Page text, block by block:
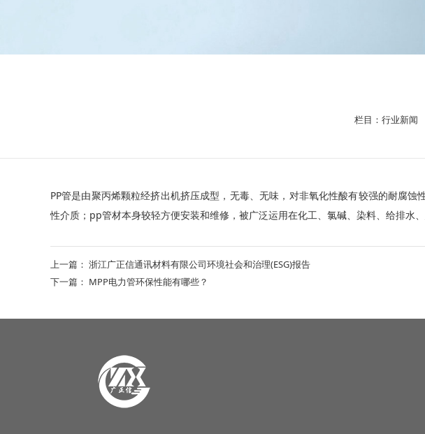
栏目：行业新闻
PP管是由聚丙烯颗粒经挤出机挤压成型，无毒、无味，对非氧化性酸有较强的耐腐
性介质；pp管材本身较轻方便安装和维修，被广泛运用在化工、氯碱、染料、给排水
上一篇： 浙江广正信通讯材料有限公司环境社会和治理(ESG)报告
下一篇： MPP电力管环保性能有哪些？